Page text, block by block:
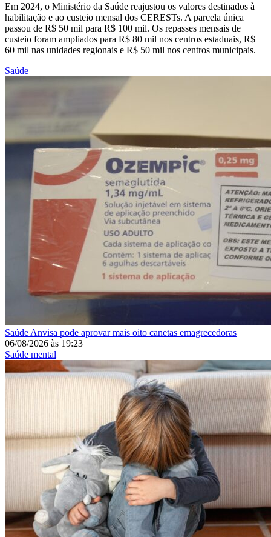
Em 2024, o Ministério da Saúde reajustou os valores destinados à
habilitação e ao custeio mensal dos CERESTs. A parcela única
passou de R$ 50 mil para R$ 100 mil. Os repasses mensais de
custeio foram ampliados para R$ 80 mil nos centros estaduais, R$
60 mil nas unidades regionais e R$ 50 mil nos centros municipais.
Saúde
Saúde Anvisa pode aprovar mais oito canetas emagrecedoras
06/08/2026 às 19:23
Saúde mental